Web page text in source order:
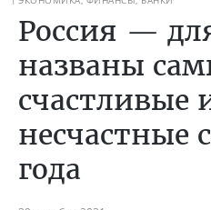
Россия —
названы
счастливые
несчастные
года